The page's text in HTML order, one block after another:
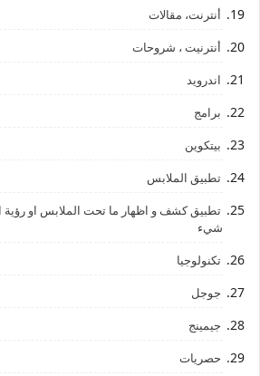
أنترنت، مقالات
أنترنيت ، شروحات
اندرويد
برامج
بيتكوين
تطبيق الملابس
تطبيق كشف و اظهار ما تحت الملابس او رؤية
شيء
تكنولوجيا
جوجل
جيمينج
حصريات